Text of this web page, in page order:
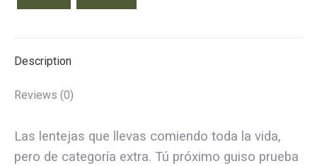
Description
Reviews (0)
Las lentejas que llevas comiendo toda la vida,
pero de categoría extra. Tú próximo guiso prueba